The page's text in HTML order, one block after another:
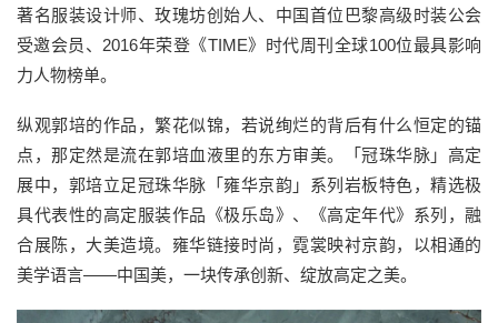
著名服装设计师、玫瑰坊创始人、中国首位巴黎高级时装公会
受邀会员、2016年荣登《TIME》时代周刊全球100位最具影响
力人物榜单。
纵观郭培的作品，繁花似锦，若说绚烂的背后有什么恒定的锚
点，那定然是流在郭培血液里的东方审美。「冠珠华脉」高定
展中，郭培立足冠珠华脉「雍华京韵」系列岩板特色，精选极
具代表性的高定服装作品《极乐岛》、《高定年代》系列，融
合展陈，大美造境。雍华链接时尚，霓裳映衬京韵，以相通的
美学语言——中国美，一块传承创新、绽放高定之美。